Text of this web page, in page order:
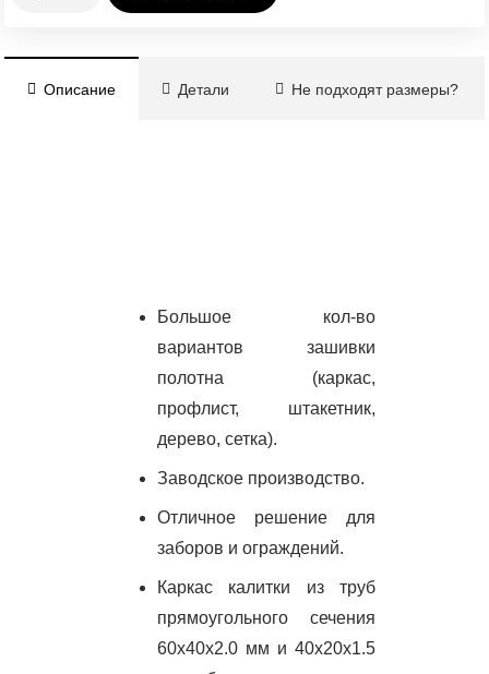
Описание Детали Не подходят размеры?
Большое кол-во
вариантов зашивки
полотна (каркас,
профлист, штакетник,
дерево, сетка).
Заводское производство.
Отличное решение для
заборов и ограждений.
Каркас калитки из труб
прямоугольного сечения
60х40х2.0 мм и 40х20х1.5